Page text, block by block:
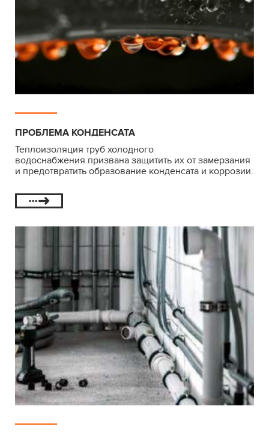
ПРОБЛЕМА КОНДЕНСАТА
Теплоизоляция труб холодного
водоснабжения призвана защитить их от замерзания
и предотвратить образование конденсата и коррозии.